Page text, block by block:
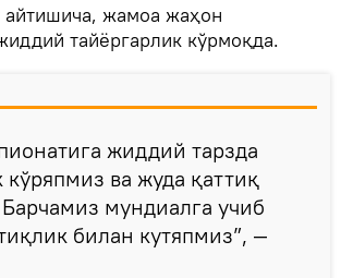
айтишича, жамоа жаҳон
тайёргарлик кўрмоқда.
жиддий тарзда
кўряпмиз ва жуда қаттиқ
мундиалга учиб
билан кутяпмиз”, —